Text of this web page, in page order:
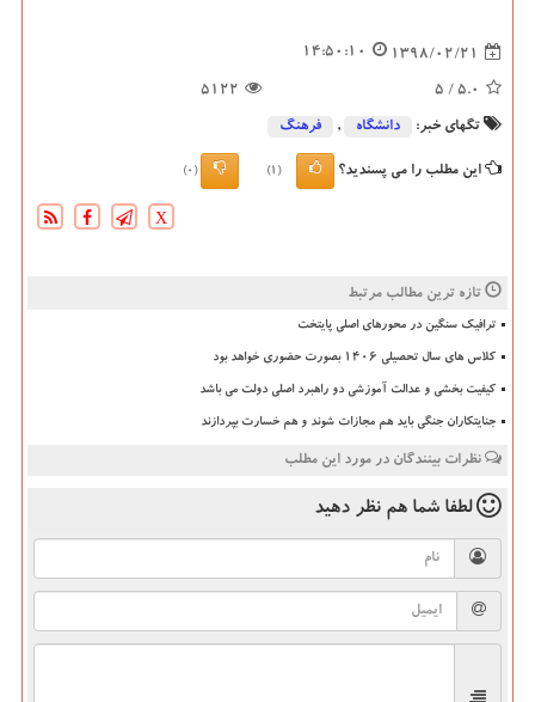
1398/02/21
14:50:10
5.0
/ 5
5122
تگهای خبر: دانشگاه‌ , فرهنگ
این مطلب را می پسندید؟ (1)
(0)
X
تازه ترین مطالب مرتبط
ترافیک سنگین در محورهای اصلی پایتخت
کلاس های سال تحصیلی ۱۴۰۶ بصورت حضوری خواهد بود
کیفیت بخشی و عدالت آموزشی دو راهبرد اصلی دولت می باشد
جنایتکاران جنگی باید هم مجازات شوند و هم خسارت بپردازند
نظرات بینندگان در مورد این مطلب
لطفا شما هم نظر دهید